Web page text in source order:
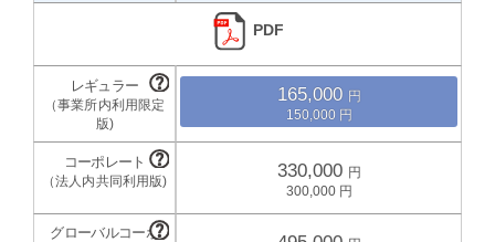
PDF
165,000
150,000
330,000
300,000